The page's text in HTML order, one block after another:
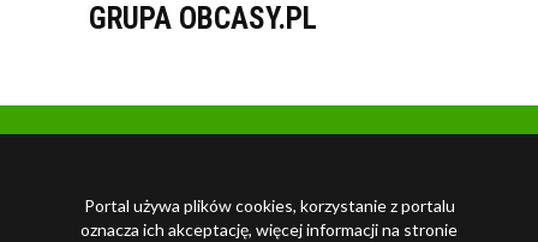
GRUPA OBCASY.PL
Portal używa plików cookies, korzystanie z portalu
oznacza ich akceptację, więcej informacji na stronie